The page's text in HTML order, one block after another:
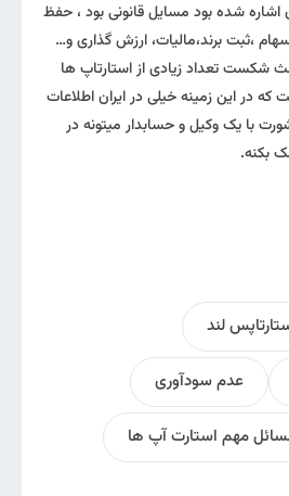
شده بود مسایل قانونی بود ، حفظ
،ثبت برند،مالیات، ارزش گذاری و…
شکست تعداد زیادی از استارتاپ ها
در این زمینه خیلی در ایران اطلاعات
با یک وکیل و حسابدار میتونه در
بکنه.
لند
عدم سودآوری
مهم استارت آپ ها